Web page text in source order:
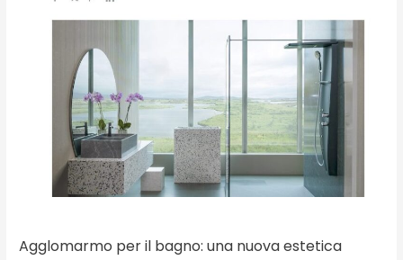
Agglomarmo per il bagno: una nuova estetica